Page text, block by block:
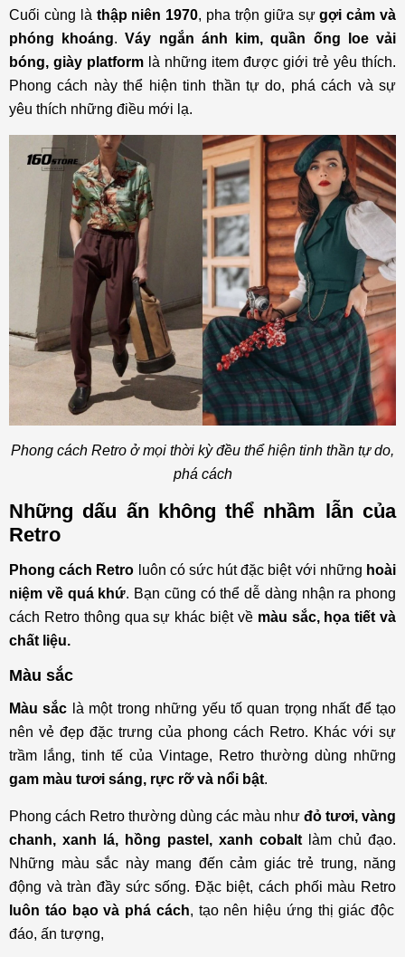
Cuối cùng là thập niên 1970, pha trộn giữa sựgợi cảm và
phóng khoáng.Váy ngắn ánh kim, quần ống loe vải
bóng, giày platform là những item được giới trẻ yêu thích.
Phong cách này thể hiện tinh thần tự do, phá cách và sự
yêu thích những điều mới lạ.
Phong cách Retro ở mọi thời kỳ đều thể hiện tinh thần tự do,
phá cách
Những dấu ấn không thể nhầm lẫn của
Retro
Phong cách Retro luôn có sức hút đặc biệt với những hoài
niệm về quá khứ. Bạn cũng có thể dễ dàng nhận ra phong
cách Retro thông qua sự khác biệt về màu sắc, họa tiết và
chất liệu.
Màu sắc
Màu sắc là một trong những yếu tố quan trọng nhất để tạo
nên vẻ đẹp đặc trưng của phong cách Retro. Khác với sự
trầm lắng, tinh tế của Vintage, Retro thường dùng những
gam màu tươi sáng, rực rỡ và nổi bật.
Phong cách Retro thường dùng các màu như đỏ tươi, vàng
chanh, xanh lá, hồng pastel, xanh cobalt
làm chủ đạo.
Những màu sắc này mang đến cảm giác trẻ trung, năng
động và tràn đầy sức sống. Đặc biệt, cách phối màu Retro
luôn táo bạo và phá cách, tạo nên hiệu ứng thị giác độc
đáo, ấn tượng,